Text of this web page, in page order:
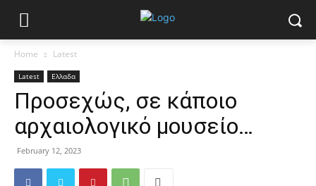
Home Latest
Latest Ελλαδα
Προσεχώς, σε κάποιο
αρχαιολογικό μουσείο…
February 12, 2023